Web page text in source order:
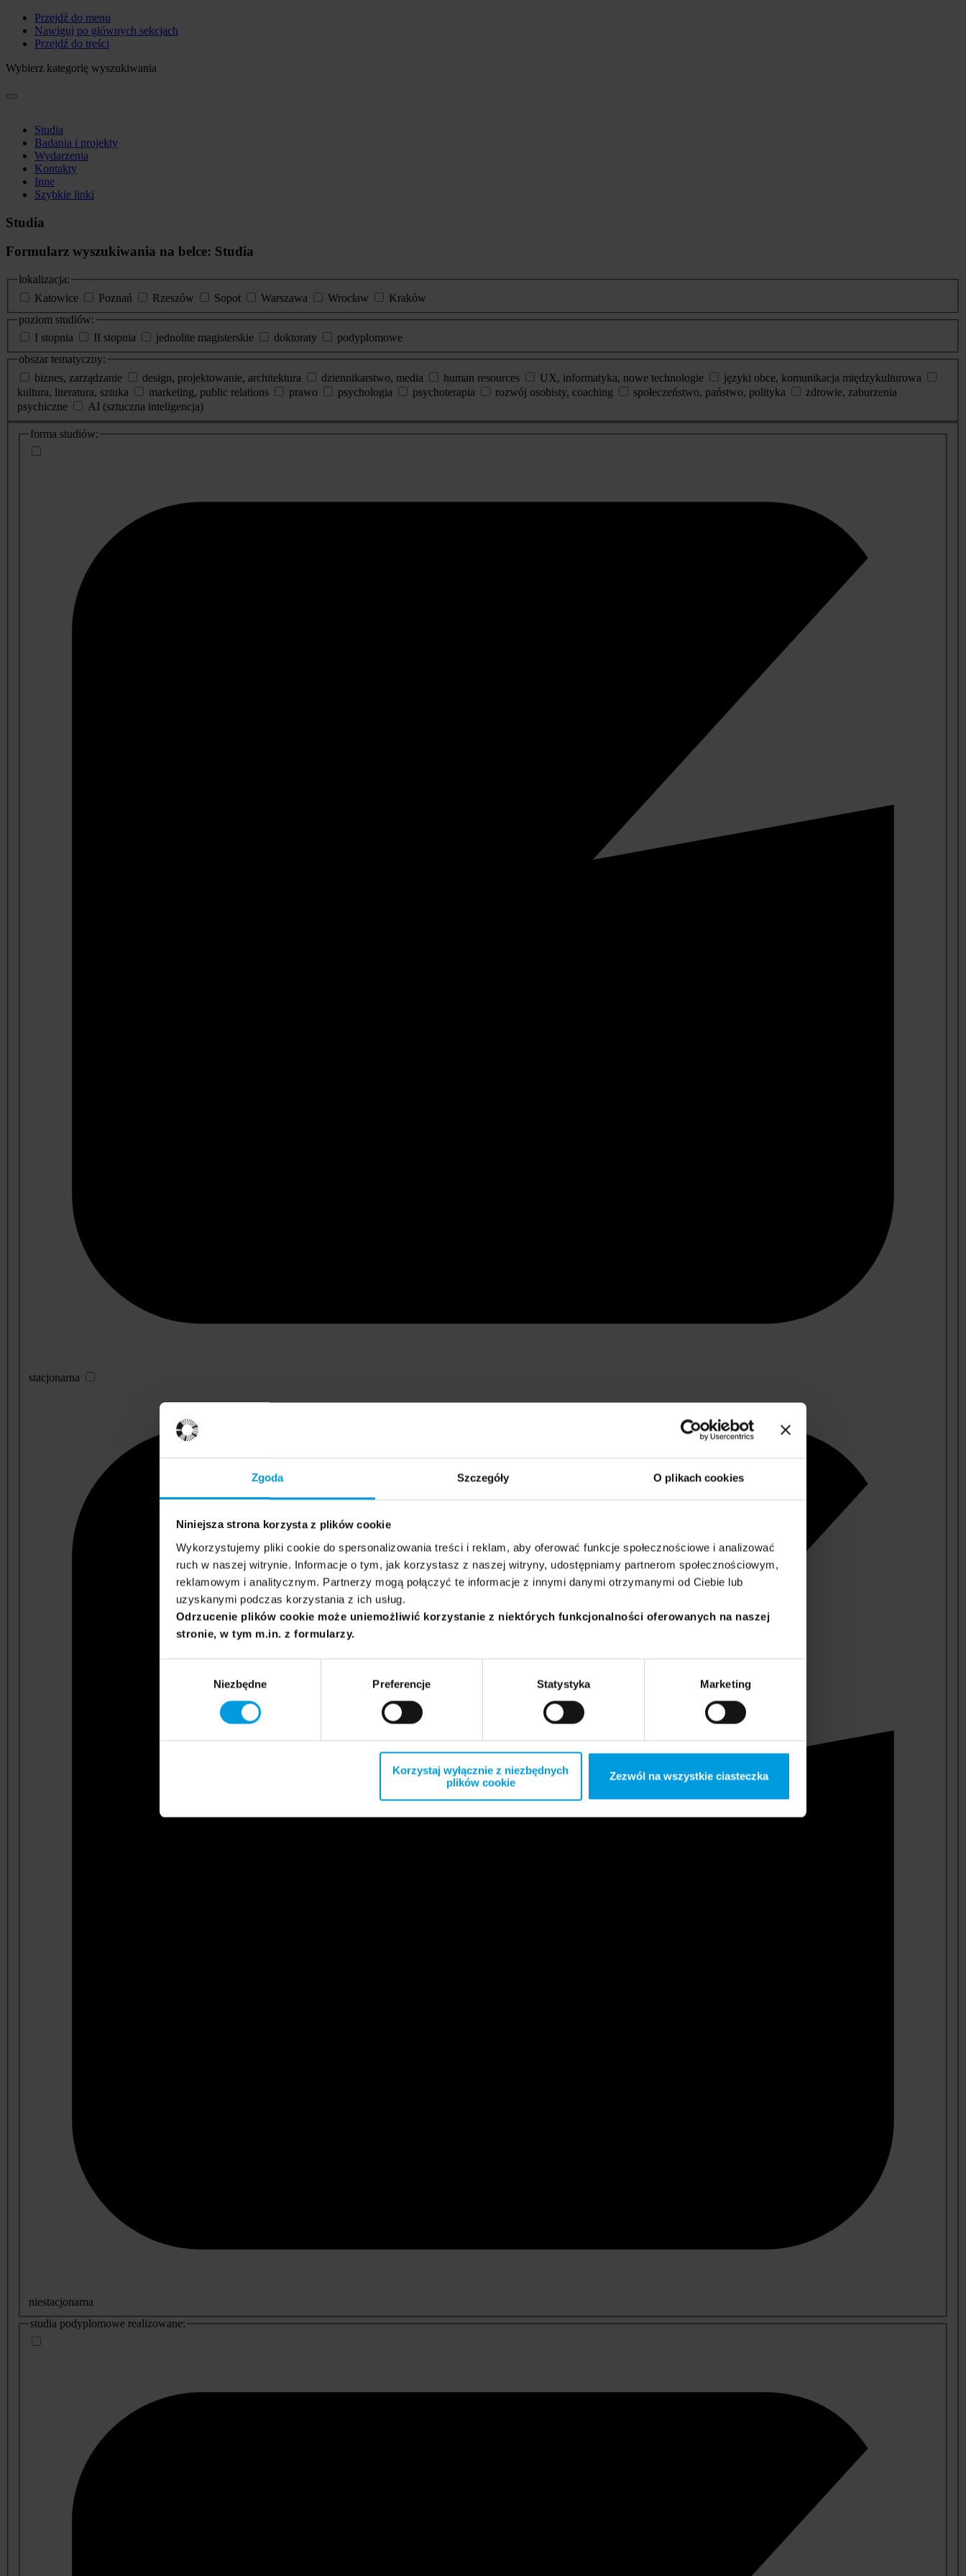
Zgoda Szczegóły O plikach cookies
Niniejsza strona korzysta z plików cookie
Wykorzystujemy pliki cookie do spersonalizowania treści i reklam, aby oferować funkcje społecznościowe i analizować
ruch w naszej witrynie. Informacje o tym, jak korzystasz z naszej witryny, udostępniamy partnerom społecznościowym,
reklamowym i analitycznym. Partnerzy mogą połączyć te informacje z innymi danymi otrzymanymi od Ciebie lub
uzyskanymi podczas korzystania z ich usług.
Odrzucenie plików cookie może uniemożliwić korzystanie z niektórych funkcjonalności oferowanych na naszej
stronie, w tym m.in. z formularzy.
Niezbędne Preferencje Statystyka Marketing
Korzystaj wyłącznie z niezbędnych
plików cookie
Zezwól na wszystkie ciasteczka
Przejdź do menu
Nawiguj po głównych sekcjach
Przejdź do treści
Wybierz kategorię wyszukiwania
Studia
Badania i projekty
Wydarzenia
Kontakty
Inne
Szybkie linki
Studia
Formularz wyszukiwania na belce: Studia
lokalizacja:
Katowice
Poznań Rzeszów Sopot Warszawa Wrocław
Kraków
poziom studiów:
I stopnia
II stopnia jednolite magisterskie doktoraty
podyplomowe
obszar tematyczny:
biznes, zarządzanie
design, projektowanie, architektura dziennikarstwo, media human resources UX, informatyka, nowe technologie
języki obce, komunikacja międzykulturowa
kultura, literatura, sztuka
marketing, public relations prawo psychologia psychoterapia rozwój osobisty, coaching społeczeństwo, państwo, polityka
zdrowie, zaburzenia
psychiczne
AI (sztuczna inteligencja)
dodatkowe
informacje
forma studiów:
stacjonarna
niestacjonarna
studia podyplomowe realizowane: